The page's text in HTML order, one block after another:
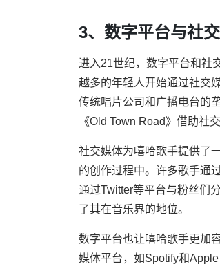
3、数字平台与社
进入21世纪，数字平台和社
越多的年轻人开始通过社交
传统唱片公司和广播电台的
《Old Town Road》借助社
社交媒体为嘻哈歌手提供了
的创作过程中。许多歌手通
通过Twitter等平台与粉丝们
了其在音乐界的地位。
数字平台也让嘻哈歌手更加
媒体平台，如Spotify和